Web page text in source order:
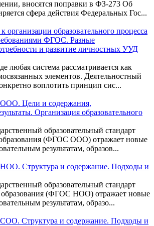
вносятся поправки в ФЗ-273 Об
сфера действия Федеральных Гос...
организации образовательного процесса
ФГОС. Разные
и развитие личностных УУД
любая система рассматривается как
элементов. Деятельностный
воплотить принцип сис...
Цели и содержания,
Организация образовательного
образовательный стандарт
(ФГОС ООО) отражает новые
результатам, образов...
Структура и содержание. Подходы и
образовательный стандарт
образования (ФГОС НОО) отражает новые
результатам, образо...
Структура и содержание. Подходы и